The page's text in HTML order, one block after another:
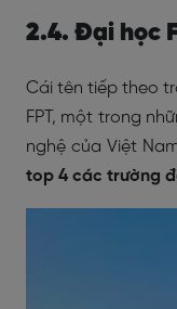
2.4. Đại học
Cái tên tiếp theo
FPT, một trong
nghệ của Việt
top 4 các trường